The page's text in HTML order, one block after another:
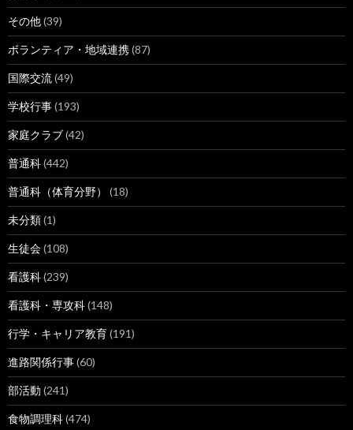
その他(39)
ボランティア・地域連携(87)
国際交流(49)
学校行事(193)
家庭クラブ(42)
普通科(442)
普通科（体育分野） (18)
未分類(1)
生徒会(108)
看護科(239)
看護科・専攻科(148)
行学・キャリア教育(191)
進路関係行事(60)
部活動 (241)
食物調理科(474)